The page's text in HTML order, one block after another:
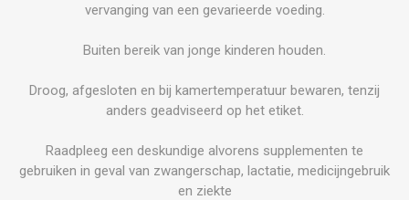
vervanging van een gevarieerde voeding.
Buiten bereik van jonge kinderen houden.
Droog, afgesloten en bij kamertemperatuur bewaren, tenzij
anders geadviseerd op het etiket.
Raadpleeg een deskundige alvorens supplementen te
gebruiken in geval van zwangerschap, lactatie, medicijngebruik
en ziekte